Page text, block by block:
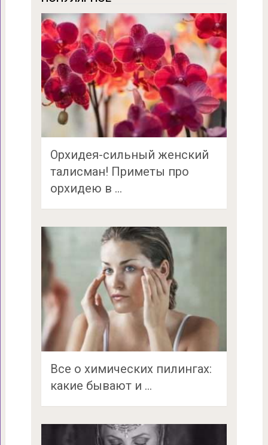
Орхидея-сильный женский
талисман! Приметы про
орхидею в …
Все о химических пилингах:
какие бывают и …